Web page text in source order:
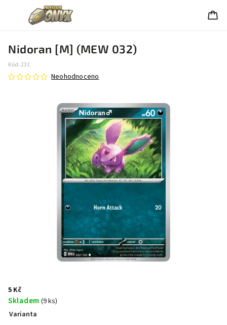
Nidoran [M] (MEW 032)
Kód:231
Neohodnoceno
5 Kč
Skladem (9 ks)
Varianta